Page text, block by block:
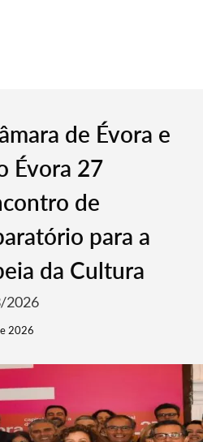
de Évora e
Évora 27
de
para a
da Cultura
2026
2026